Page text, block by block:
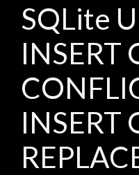
SQLite
INSERT
INSERT